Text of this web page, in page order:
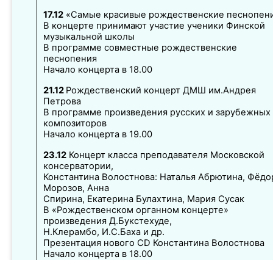
17.12 «Самые красивые рождественские
В концерте принимают участие ученики Финской
музыкальной школы
В программе совместные рождественские
песнопения
Начало концерта в 18.00
21.12 Рождественский концерт ДМШ им.Андрея
Петрова
В программе произведения русских и зарубежных
композиторов
Начало концерта в 19.00
23.12 Концерт класса преподавателя Московской
консерватории,
Константина Волостнова: Наталья Абрютина,
Морозов, Анна
Спирина, Екатерина Булахтина, Мария Сусак
В «Рождественском органном концерте»
произведения Д.Букстехуде,
Н.Клерамбо, И.С.Баха и др.
Презентация нового CD Константина Волостнова
Начало концерта в 18.00